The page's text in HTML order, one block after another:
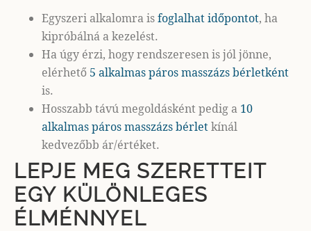
Egyszeri alkalomra isfoglalhat időpontot, ha
kipróbálná a kezelést.
Ha úgy érzi, hogy rendszeresen is jól jönne,
elérhető 5 alkalmas páros masszázs bérletként
is.
Hosszabb távú megoldásként pedig a 10
alkalmas páros masszázs bérletkínál
kedvezőbb ár/értéket.
LEPJE MEG SZERETTEIT
EGY KÜLÖNLEGES
ÉLMÉNNYEL